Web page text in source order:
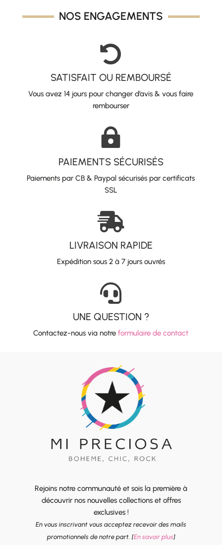
NOS ENGAGEMENTS

SATISFAIT OU REMBOURSÉ
Vous avez 14 jours pour changer d’avis & vous faire
rembourser

PAIEMENTS SÉCURISÉS
Paiements par CB & Paypal sécurisés par certificats
SSL

LIVRAISON RAPIDE
Expédition sous 2 à 7 jours ouvrés

UNE QUESTION ?
Contactez-nous via notreformulaire de contact
Rejoins notre communauté et sois la première à
découvrir nos nouvelles collections et offres
exclusives !
En vous inscrivant vous acceptez recevoir des mails
promotionnels de notre part. [En savoir plus]